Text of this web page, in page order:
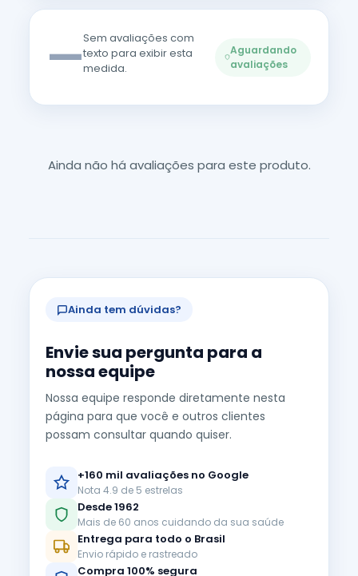
—Sem avaliações com
texto para exibir esta
medida.
Aguardando
avaliações
Ainda não há avaliações para este produto.
Ainda tem dúvidas?
Envie sua pergunta para a
nossa equipe
Nossa equipe responde diretamente nesta
página para que você e outros clientes
possam consultar quando quiser.
+160 mil avaliações no Google
Nota 4.9 de 5 estrelas
Desde 1962
Mais de 60 anos cuidando da sua saúde
Entrega para todo o Brasil
Envio rápido e rastreado
Compra 100% segura